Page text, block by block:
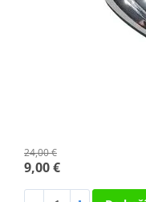
24,00 €
9,00 €